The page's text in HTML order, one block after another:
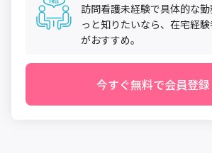
訪問看護未経験で具体的な
っと知りたいなら、在宅経
がおすすめ。
今すぐ無料で会員登録